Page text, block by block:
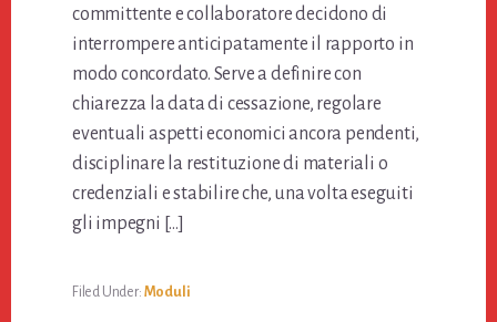
committente e collaboratore decidono di
interrompere anticipatamente il rapporto in
modo concordato. Serve a definire con
chiarezza la data di cessazione, regolare
eventuali aspetti economici ancora pendenti,
disciplinare la restituzione di materiali o
credenziali e stabilire che, una volta eseguiti
gli impegni […]
Filed Under: Moduli